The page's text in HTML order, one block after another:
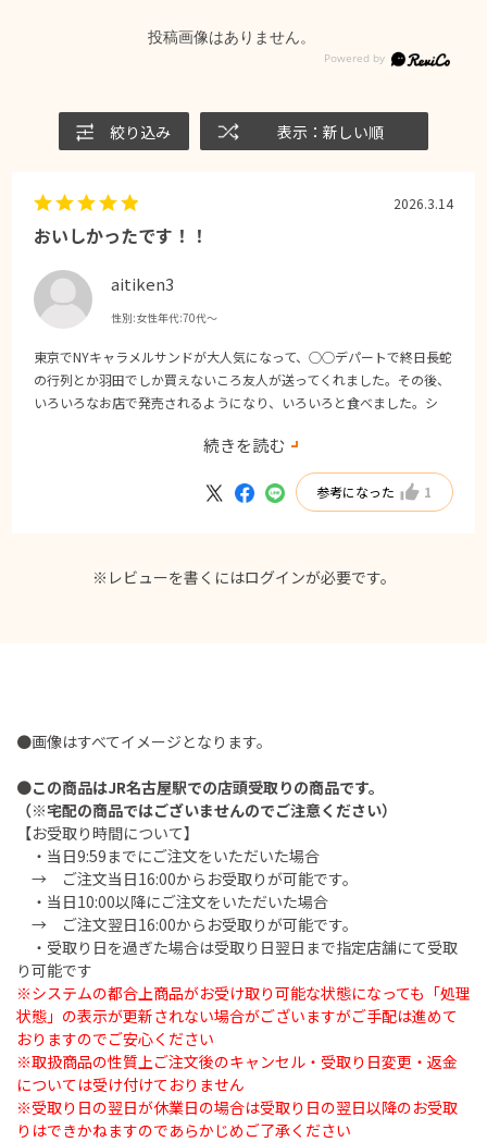
投稿画像はありません。
絞り込み 表示：新しい順
おいしかったです！！
aitiken3
性別:女性年代:70代～
2026.3.14
東京でNYキャラメルサンドが大人気になって、○○デパートで終日長蛇
の行列とか羽田でしか買えないころ友人が送ってくれました。その後、
いろいろなお店で発売されるようになり、いろいろと食べました。シ
ので結構甘さもありますが、こちらは日本人にあう甘さだと思いまし
た。どこのお店にいくと購入できるのかな？常設で買えるのかな？？と
か思いました。もし見つければ絶対購入すると思います。
続きを読む
参考になった 1
※レビューを書くにはログインが必要です。
●画像はすべてイメージとなります。
●この商品はJR名古屋駅での店頭受取りの商品です。
（※宅配の商品ではございませんのでご注意ください）
【お受取り時間について】
・当日9:59までにご注文をいただいた場合
→ ご注文当日16:00からお受取りが可能です。
・当日10:00以降にご注文をいただいた場合
→ ご注文翌日16:00からお受取りが可能です。
・受取り日を過ぎた場合は受取り日翌日まで指定店舗にて受取
り可能です
※システムの都合上商品がお受け取り可能な状態になっても「処理
状態」の表示が更新されない場合がございますがご手配は進めて
おりますのでご安心ください
※取扱商品の性質上ご注文後のキャンセル・受取り日変更・返金
については受け付けておりません
※受取り日の翌日が休業日の場合は受取り日の翌日以降のお受取
りはできかねますのであらかじめご了承ください